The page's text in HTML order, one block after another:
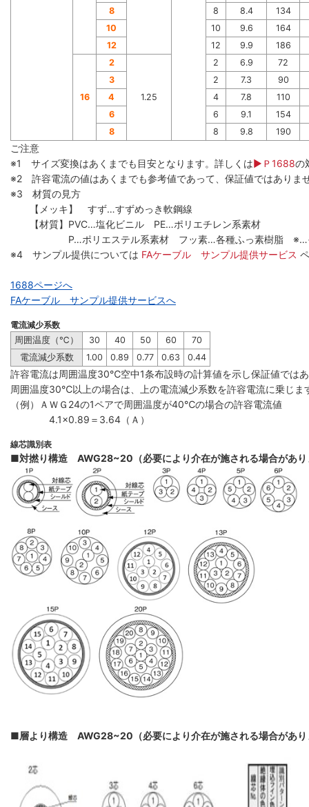
8
8 8.4
134
10
10 9.6
164
12
12 9.9 186
16
2
1.25
2 6.9
72
3
2 7.3
90
4
4 7.8
110
6
6 9.1
154
8
8 9.8 190
ご注意
※1 サイズ変換はあくまでも目安となります。詳しくは▶Ｐ1688の
※2 許容電流の値はあくまでも参考値であって、保証値ではありま
※3 材質の見方
【メッキ】 すず…すずめっき軟鋼線
【材質】PVC…塩化ビニル PE…ポリエチレン系素材
P…ポリエステル系素材 フッ素…各種ふっ素樹脂 ※…
※4 サンプル提供については FAケーブル サンプル提供サービス
1688ページへ
FAケーブル サンプル提供サービスへ
電流減少系数
周囲温度（℃）
30 40 50 60
70
電流減少系数
1.00 0.89 0.77 0.63 0.44
許容電流は周囲温度30℃空中1条布設時の計算値を示し保証値では
周囲温度30℃以上の場合は、上の電流減少系数を許容電流に乗じま
（例）ＡＷＧ24の1ペアで周囲温度が40℃の場合の許容電流値
4.1×0.89＝3.64（Ａ）
線芯識別表
■対撚り構造 AWG28~20（必要により介在が施される場合があり
■層より構造 AWG28~20（必要により介在が施される場合があり